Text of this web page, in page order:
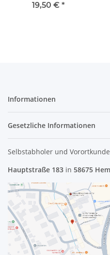
19,50 € *
Informationen
Gesetzliche Informationen
Selbstabholer und
Hauptstraße 183 in 58675